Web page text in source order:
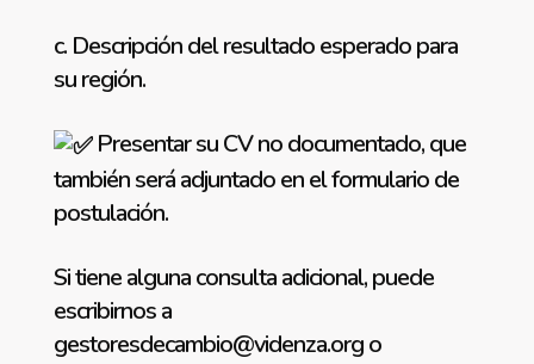
c. Descripción del resultado esperado para
su región.
Presentar su CV no documentado, que
también será adjuntado en el formulario de
postulación.
Si tiene alguna consulta adicional, puede
escribirnos a
gestoresdecambio@videnza.org o